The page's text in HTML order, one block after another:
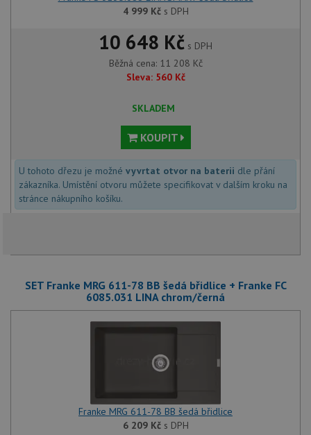
4 999 Kčs DPH
10 648 Kč s DPH
Běžná cena: 11 208 Kč
Sleva: 560 Kč
SKLADEM
KOUPIT
U tohoto dřezu je možné vyvrtat otvor na baterii dle přání
zákazníka. Umístění otvoru můžete specifikovat v dalším kroku na
stránce nákupního košíku.
SET Franke MRG 611-78 BB šedá břidlice + Franke FC
6085.031 LINA chrom/černá
Franke MRG 611-78 BB šedá břidlice
6 209 Kčs DPH